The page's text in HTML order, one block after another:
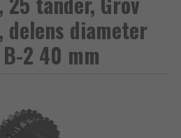
diameter
2 40 mm